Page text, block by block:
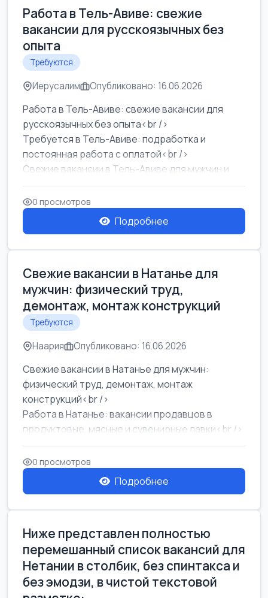
Работа в Тель-Авиве: свежие
вакансии для русскоязычных без
опыта
Требуются
Иерусалим Опубликовано: 16.06.2026
Работа в Тель-Авиве: свежие вакансии для
русскоязычных без опыта<br />
Требуется в Тель-Авиве: подработка и
постоянная работа с оплатой<br />
Свежие вакансии в Тель-Авиве для мужчин и
женщин от хозя...
0 просмотров
Подробнее
Свежие вакансии в Натанье для
мужчин: физический труд,
демонтаж, монтаж конструкций
Требуются
Наария Опубликовано: 16.06.2026
Свежие вакансии в Натанье для мужчин:
физический труд, демонтаж, монтаж
конструкций<br />
Работа в Натанье: вакансии продавцов в
продуктовые, мясные и сувенирные лавки<br />
Разнорабочий на сборку м...
0 просмотров
Подробнее
Ниже представлен полностью
перемешанный список вакансий для
Нетании в столбик, без спинтакса и
без эмодзи, в чистой текстовой